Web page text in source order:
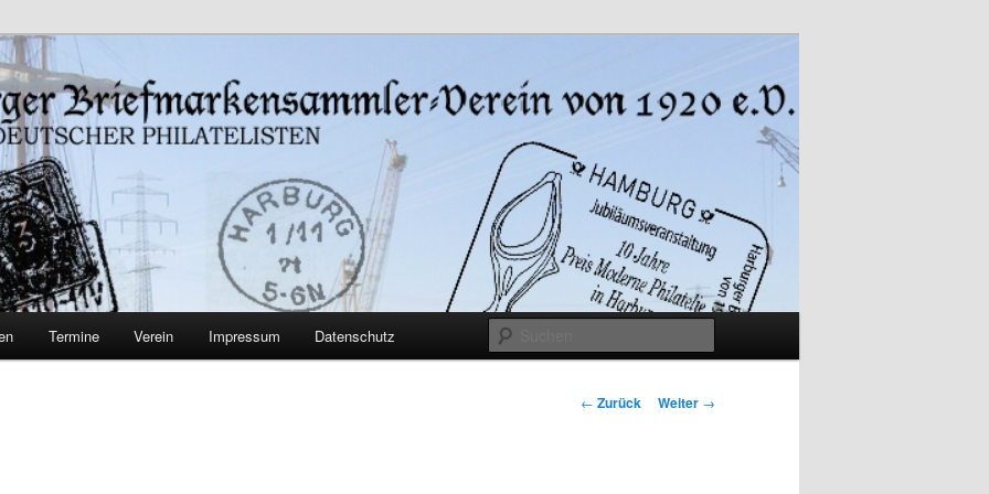
Verein von
Harburg
Termine Verein Impressum Datenschutz
Beitrags-
← Zurück Weiter →